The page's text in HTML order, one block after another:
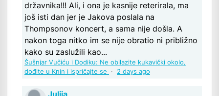
državnika!!! Ali, i ona je kasnije reterirala, ma
još isti dan jer je Jakova poslala na
Thompsonov koncert, a sama nije došla. A
nakon toga nitko im se nije obratio ni približno
kako su zaslužili kao...
Šušnjar Vučiću i Dodiku: Ne obilazite kukavički okolo,
dođite u Knin i ispričajte se
· 2 days ago